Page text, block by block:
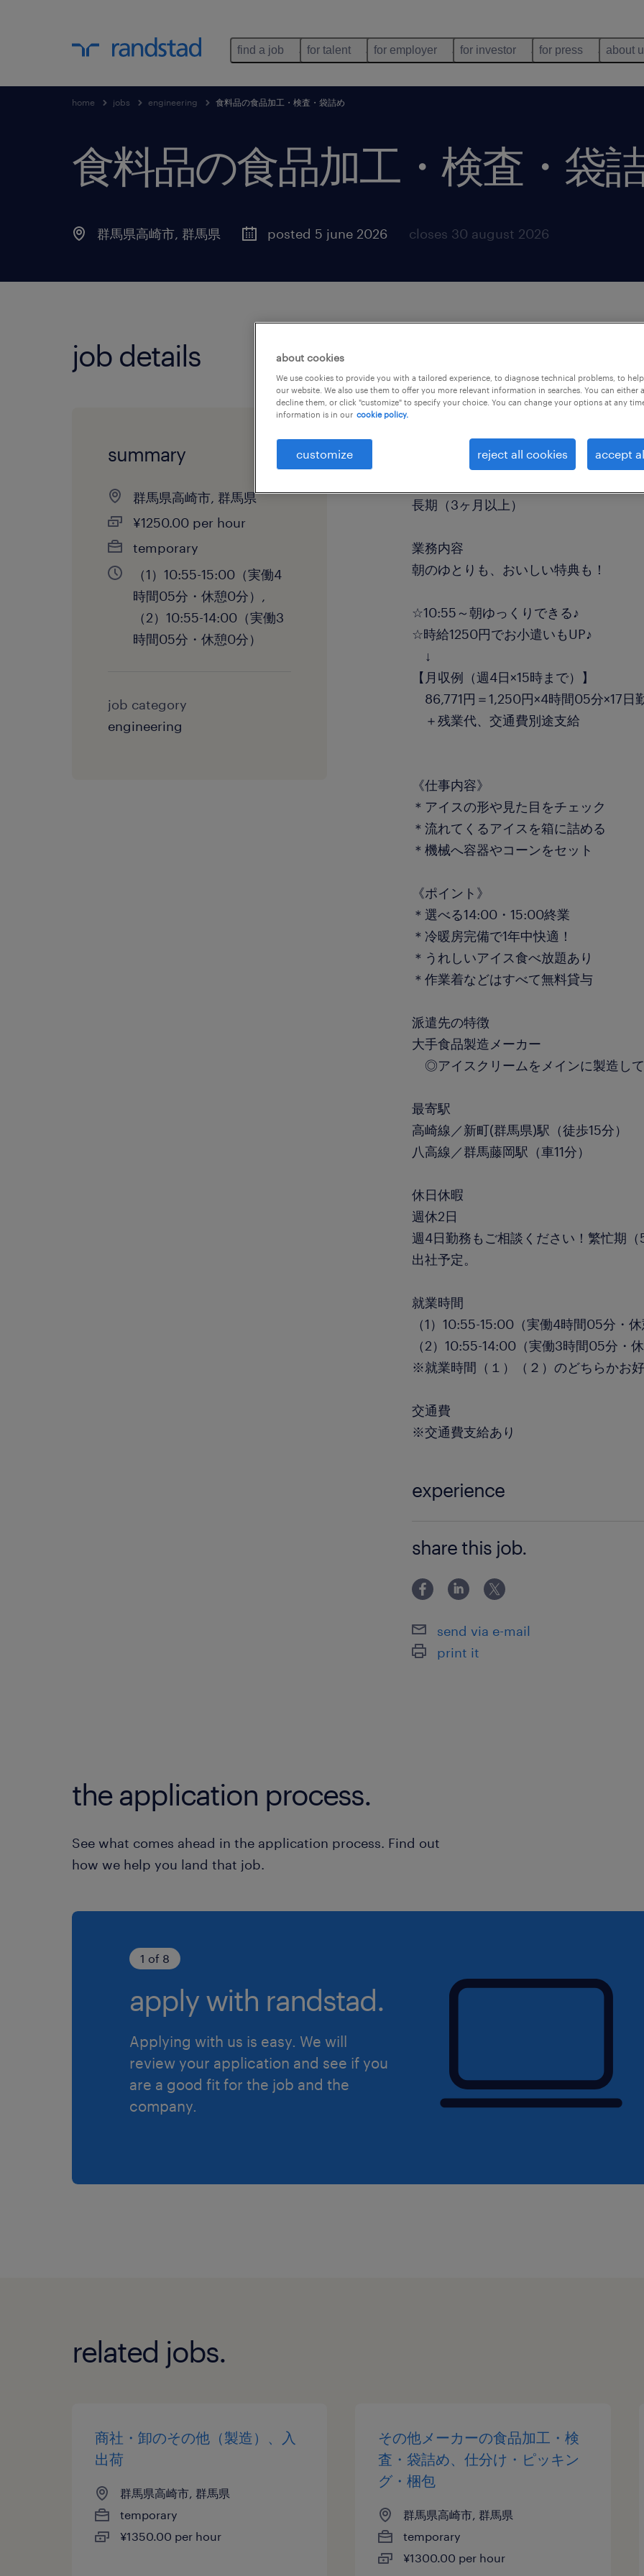
find a job for talent for employer for investor for press about
home jobs engineering 食料品の食品加工・検査・袋詰め
食料品の食品加工・検査・袋
群馬県高崎市, 群馬県 posted 5 june 2026 closes 30 august 2026
job details
summary
群馬県高崎市, 群馬県
¥1250.00 per hour
temporary
（1）10:55-15:00（実働4
時間05分・休憩0分）,
（2）10:55-14:00（実働3
時間05分・休憩0分）
job category
engineering
食品加工・検査・袋詰め
長期（3ヶ月以上）
業務内容
朝のゆとりも、おいしい特典も！
☆10:55～朝ゆっくりできる♪
☆時給1250円でお小遣いもUP♪
↓
【月収例（週4日×15時まで）】
86,771円＝1,250円×4時間05分×17日
＋残業代、交通費別途支給
《仕事内容》
＊アイスの形や見た目をチェック
＊流れてくるアイスを箱に詰める
＊機械へ容器やコーンをセット
《ポイント》
＊選べる14:00・15:00終業
＊冷暖房完備で1年中快適！
＊うれしいアイス食べ放題あり
＊作業着などはすべて無料貸与
派遣先の特徴
大手食品製造メーカー
◎アイスクリームをメインに製造し
最寄駅
高崎線／新町(群馬県)駅（徒歩15分）
八高線／群馬藤岡駅（車11分）
休日休暇
週休2日
週4日勤務もご相談ください！繁忙期
出社予定。
就業時間
（1）10:55-15:00（実働4時間05分・
（2）10:55-14:00（実働3時間05分・
※就業時間（１）（２）のどちらかお
交通費
※交通費支給あり
experience
share this job.
send via e-mail
print it
the application process.
See what comes ahead in the application process. Find out
how we help you land that job.
1 of 8
apply with randstad.
Applying with us is easy. We will
review your application and see if you
are a good fit for the job and the
company.
related jobs.
商社・卸のその他（製造）、入
出荷
群馬県高崎市, 群馬県
temporary
¥1350.00 per hour
その他メーカーの食品加工・検
査・袋詰め、仕分け・ピッキン
グ・梱包
群馬県高崎市, 群馬県
temporary
¥1300.00 per hour
about cookies
We use cookies to provide you with a tailored experience, to diagnose technical problems, to
our website. We also use them to offer you more relevant information in searches. You can either
decline them, or click "customize" to specify your choice. You can change your options at any
information is in our cookie policy.
customize reject all cookies accept